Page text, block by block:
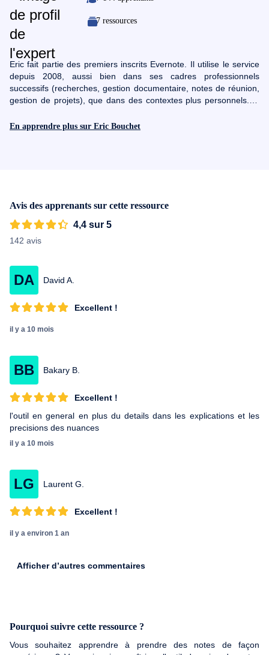
7 ressources
Eric fait partie des premiers inscrits Evernote. Il utilise le service
depuis 2008, aussi bien dans ses cadres professionnels
successifs (recherches, gestion documentaire, notes de réunion,
gestion de projets), que dans des contextes plus personnels.En
des 8 consultants en France, formés à accompagner les
En apprendre plus sur Eric Bouchet
Avis des apprenants sur cette ressource
4,4 sur 5
142 avis
DA David A.
Excellent !
il y a 10 mois
BB Bakary B.
Excellent !
l'outil en general en plus du details dans les explications et les
precisions des nuances
il y a 10 mois
LG Laurent G.
Excellent !
il y a environ 1 an
Afficher d’autres commentaires
Pourquoi suivre cette ressource ?
Vous souhaitez apprendre à prendre des notes de façon